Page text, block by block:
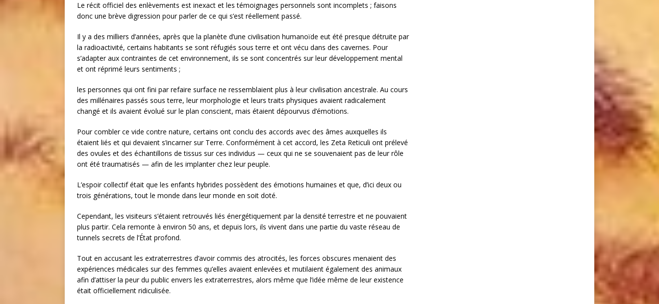
Le récit officiel des enlèvements est inexact et les témoignages personnels sont incomplets ; faisons
donc une brève digression pour parler de ce qui s’est réellement passé.
Il y a des milliers d’années, après que la planète d’une civilisation humanoïde eut été presque détruite par
la radioactivité, certains habitants se sont réfugiés sous terre et ont vécu dans des cavernes. Pour
s’adapter aux contraintes de cet environnement, ils se sont concentrés sur leur développement mental
et ont réprimé leurs sentiments ;
les personnes qui ont fini par refaire surface ne ressemblaient plus à leur civilisation ancestrale. Au cours
des millénaires passés sous terre, leur morphologie et leurs traits physiques avaient radicalement
changé et ils avaient évolué sur le plan conscient, mais étaient dépourvus d’émotions.
Pour combler ce vide contre nature, certains ont conclu des accords avec des âmes auxquelles ils
étaient liés et qui devaient s’incarner sur Terre. Conformément à cet accord, les Zeta Reticuli ont prélevé
des ovules et des échantillons de tissus sur ces individus — ceux qui ne se souvenaient pas de leur rôle
ont été traumatisés — afin de les implanter chez leur peuple.
L’espoir collectif était que les enfants hybrides possèdent des émotions humaines et que, d’ici deux ou
trois générations, tout le monde dans leur monde en soit doté.
Cependant, les visiteurs s’étaient retrouvés liés énergétiquement par la densité terrestre et ne pouvaient
plus partir. Cela remonte à environ 50 ans, et depuis lors, ils vivent dans une partie du vaste réseau de
tunnels secrets de l’État profond.
Tout en accusant les extraterrestres d’avoir commis des atrocités, les forces obscures menaient des
expériences médicales sur des femmes qu’elles avaient enlevées et mutilaient également des animaux
afin d’attiser la peur du public envers les extraterrestres, alors même que l’idée même de leur existence
était officiellement ridiculisée.